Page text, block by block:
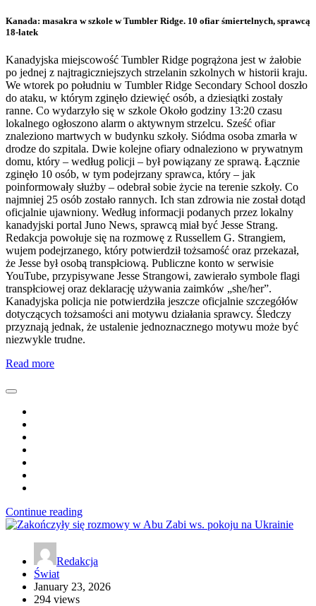
Kanada: masakra w szkole w Tumbler Ridge. 10 ofiar śmiertelnych, sprawcą
18-latek
Kanadyjska miejscowość Tumbler Ridge pogrążona jest w żałobie
po jednej z najtragiczniejszych strzelanin szkolnych w historii kraju.
We wtorek po południu w Tumbler Ridge Secondary School doszło
do ataku, w którym zginęło dziewięć osób, a dziesiątki zostały
ranne. Co wydarzyło się w szkole Około godziny 13:20 czasu
lokalnego ogłoszono alarm o aktywnym strzelcu. Sześć ofiar
znaleziono martwych w budynku szkoły. Siódma osoba zmarła w
drodze do szpitala. Dwie kolejne ofiary odnaleziono w prywatnym
domu, który – według policji – był powiązany ze sprawą. Łącznie
zginęło 10 osób, w tym podejrzany sprawca, który – jak
poinformowały służby – odebrał sobie życie na terenie szkoły. Co
najmniej 25 osób zostało rannych. Ich stan zdrowia nie został dotąd
oficjalnie ujawniony. Według informacji podanych przez lokalny
kanadyjski portal Juno News, sprawcą miał być Jesse Strang.
Redakcja powołuje się na rozmowę z Russellem G. Strangiem,
wujem podejrzanego, który potwierdził tożsamość oraz przekazał,
że Jesse był osobą transpłciową. Publiczne konto w serwisie
YouTube, przypisywane Jesse Strangowi, zawierało symbole flagi
transpłciowej oraz deklarację używania zaimków „she/her”.
Kanadyjska policja nie potwierdziła jeszcze oficjalnie szczegółów
dotyczących tożsamości ani motywu działania sprawcy. Śledczy
przyznają jednak, że ustalenie jednoznacznego motywu może być
niezwykle trudne.
Read more
Continue reading
Redakcja
Świat
January 23, 2026
294 views